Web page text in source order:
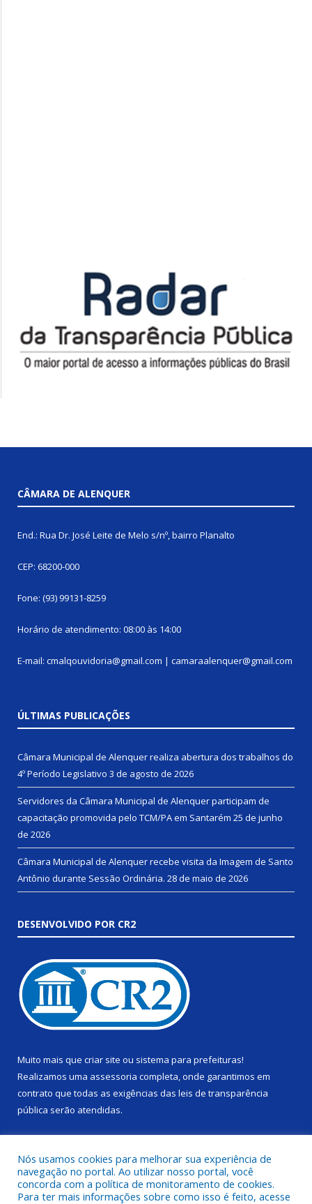
CÂMARA DE ALENQUER
End.: Rua Dr. José Leite de Melo s/nº, bairro Planalto
CEP: 68200-000
Fone: (93) 99131-8259
Horário de atendimento: 08:00 às 14:00
E-mail: cmalqouvidoria@gmail.com | camaraalenquer@gmail.com
ÚLTIMAS PUBLICAÇÕES
Câmara Municipal de Alenquer realiza abertura dos trabalhos do
4º Período Legislativo 3 de agosto de 2026
Servidores da Câmara Municipal de Alenquer participam de
capacitação promovida pelo TCM/PA em Santarém 25 de junho
de 2026
Câmara Municipal de Alenquer recebe visita da Imagem de Santo
Antônio durante Sessão Ordinária. 28 de maio de 2026
DESENVOLVIDO POR CR2
Muito mais que criar site ou sistema para prefeituras!
Realizamos uma assessoria completa, onde garantimos em
contrato que todas as exigências das leis de transparência
pública serão atendidas.
Nós usamos cookies para melhorar sua experiência de
navegação no portal. Ao utilizar nosso portal, você
concorda com a política de monitoramento de cookies.
Para ter mais informações sobre como isso é feito, acesse